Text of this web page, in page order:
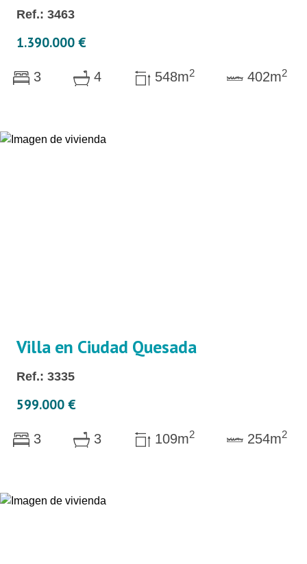
Ref.: 3463
1.390.000 €
3 4 548m2 402m2
Villa en Ciudad Quesada
Ref.: 3335
599.000 €
3 3 109m2 254m2